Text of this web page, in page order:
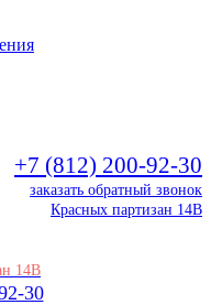
+7 (812) 200-92-30
заказать обратный звонок
Красных партизан 14В
14В
30